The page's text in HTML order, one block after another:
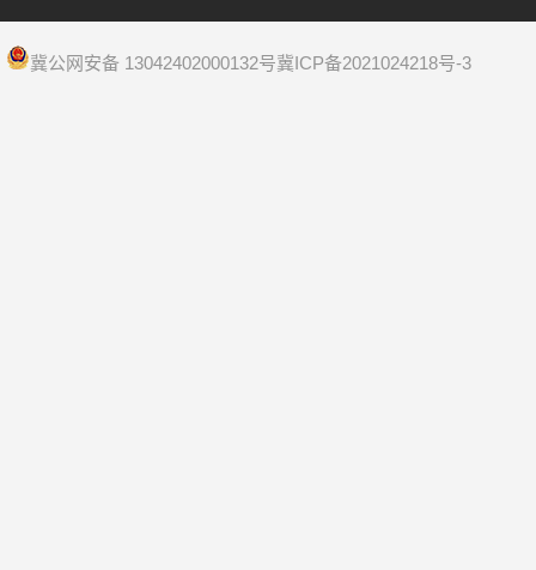
冀公网安备 13042402000132号冀ICP备2021024218号-3